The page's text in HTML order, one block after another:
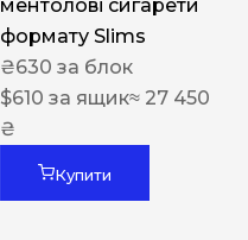
ментолові сигарети
формату Slims
₴630 за блок
$610 за ящик≈ 27 450
₴
Купити